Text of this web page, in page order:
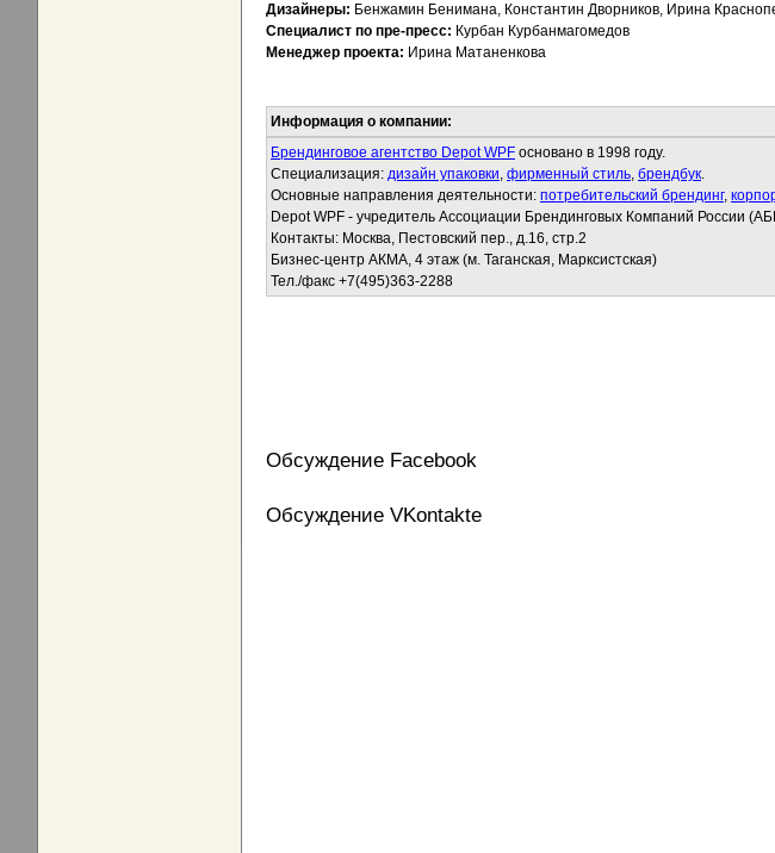
Дизайнеры: Бенжамин Бенимана, Константин Дворников, Ирина
Специалист по пре-пресс: Курбан Курбанмагомедов
Менеджер проекта: Ирина Матаненкова
Информация о компании:
Брендинговое агентство Depot WPF основано в 1998 году.
Специализация: дизайн упаковки, фирменный стиль, брендбук.
Основные направления деятельности: потребительский брендинг,
Depot WPF - учредитель Ассоциации Брендинговых Компаний России
Контакты: Москва, Пестовский пер., д.16, стр.2
Бизнес-центр АКМА, 4 этаж (м. Таганская, Марксистская)
Тел./факс +7(495)363-2288
Обсуждение Facebook
Обсуждение VKontakte